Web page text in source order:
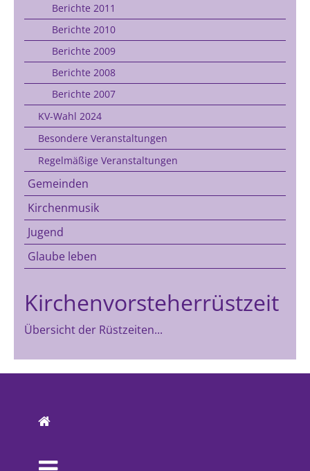
Berichte 2011
Berichte 2010
Berichte 2009
Berichte 2008
Berichte 2007
KV-Wahl 2024
Besondere Veranstaltungen
Regelmäßige Veranstaltungen
Gemeinden
Kirchenmusik
Jugend
Glaube leben
Kirchenvorsteherrüstzeit
Übersicht der Rüstzeiten...